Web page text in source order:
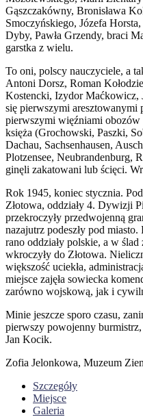
Gąszczakówny, Bronisława
Smoczyńskiego, Józefa
Dyby, Pawła Grzendy, braci
garstka z wielu.
To oni, polscy nauczyciele, a
Antoni Dorsz, Roman
Kostencki, Izydor Maćkowicz,
się pierwszymi aresztowanymi
pierwszymi więźniami
księża (Grochowski, Paszki,
Dachau, Sachsenhausen,
Plotzensee, Neubrandenburg,
ginęli zakatowani lub ścięci.
Rok 1945, koniec stycznia.
Złotowa, oddziały 4. Dywizji
przekroczyły przedwojenną
nazajutrz podeszły pod
rano oddziały polskie, a w
wkroczyły do Złotowa.
większość uciekła,
miejsce zajęła sowiecka
zarówno wojskową, jak i
Minie jeszcze sporo czasu,
pierwszy powojenny
Jan Kocik.
Zofia Jelonkowa, Muzeum
Szczegóły
Miejsce
Galeria